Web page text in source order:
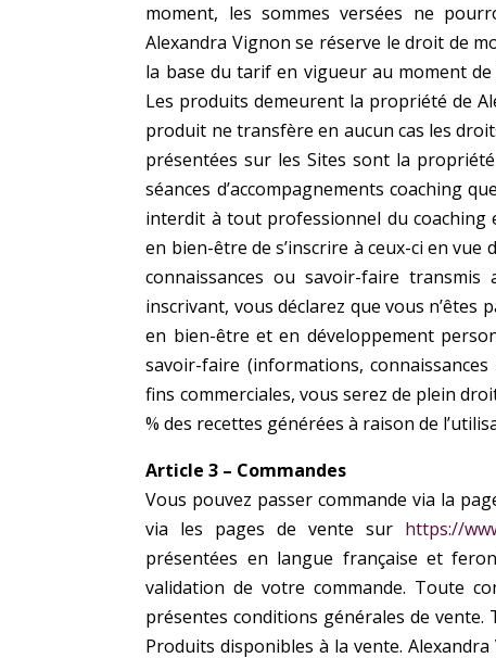
moment, les sommes versées ne
Alexandra Vignon se réserve le droit de
la base du tarif en vigueur au moment
Les produits demeurent la propriété de
produit ne transfère en aucun cas les
présentées sur les Sites sont la
séances d’accompagnements coaching
interdit à tout professionnel du coaching
en bien-être de s’inscrire à ceux-cien vue
connaissances ousavoir-faire transmis
inscrivant, vous déclarez que vous n’êtes
en bien-être et en développement
savoir-faire (informations,
fins commerciales, vous serez de plein
% des recettes générées à raisonde
Article 3 – Commandes
Vous pouvez passer commande via la
via les pages de vente sur https://
présentées en langue française et
validation de votre commande. Toute
présentes conditions générales de vente.
Produitsdisponibles à la vente.